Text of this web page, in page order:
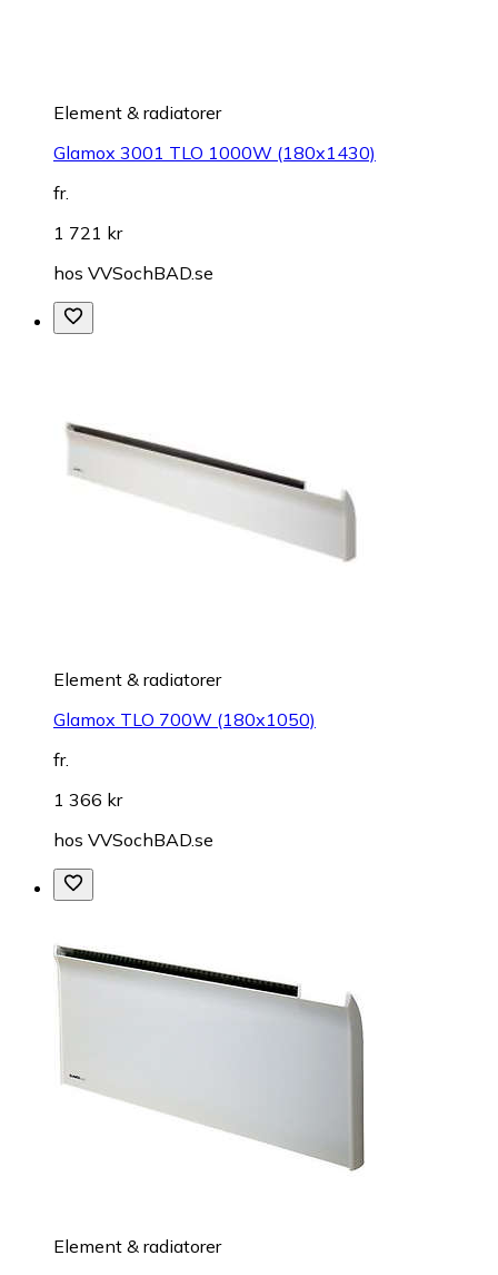
Element & radiatorer
Glamox 3001 TLO 1000W (180x1430)
fr.
1 721 kr
hos VVSochBAD.se
Element & radiatorer
Glamox TLO 700W (180x1050)
fr.
1 366 kr
hos VVSochBAD.se
Element & radiatorer